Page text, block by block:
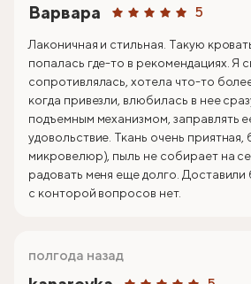
Варвара 5
Лаконичная и стильная. Такую
попалась где-то в рекомендациях. Я
сопротивлялась, хотела что-то
когда привезли, влюбилась в нее
подъемным механизмом, заправлять
удовольствие. Ткань очень приятная,
микровелюр), пыль не собирает на
радовать меня еще долго.
с конторой вопросов нет.
полгода назад